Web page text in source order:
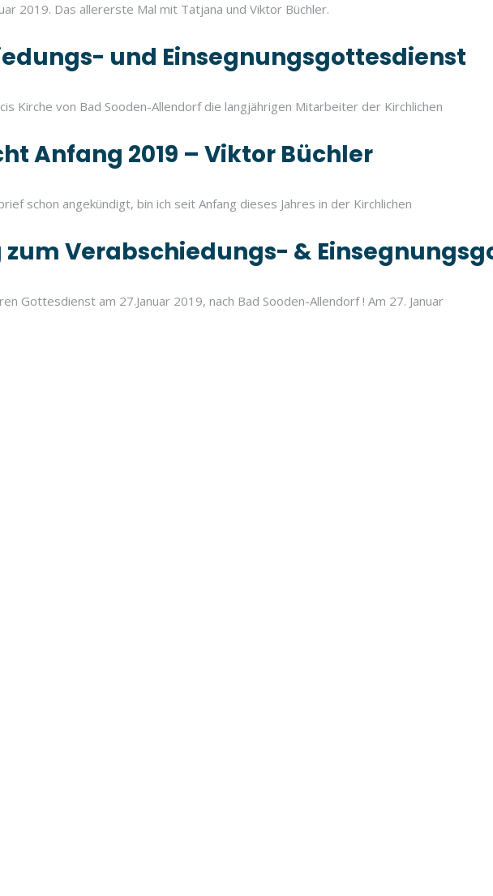
2019. Das allererste Mal mit Tatjana und Viktor Büchler.
und Einsegnungsgottesdienst
Kirche von Bad Sooden-Allendorf die langjährigen Mitarbeiter der Kirchlichen
Anfang 2019 – Viktor Büchler
schon angekündigt, bin ich seit Anfang dieses Jahres in der Kirchlichen
zum Verabschiedungs- &
Gottesdienst am 27.Januar 2019, nach Bad Sooden-Allendorf ! Am 27. Januar